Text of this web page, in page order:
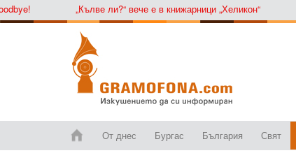
„Кълве ли?“ вече е в книжарници „Хеликон“
От днес Бургас България Свят